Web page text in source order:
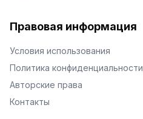
Правовая информация
Условия использования
Политика конфиденциальности
Авторские права
Контакты